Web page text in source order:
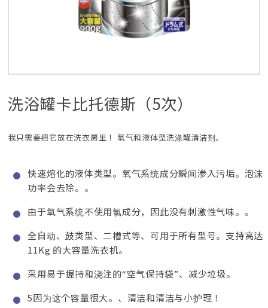
洗浴罐卡比托德斯（5次）
我只需要把它放在洗衣房里！ 氧气和液体型洗涤罐清洁剂。
快速熔化的液体类型。氧气系统成分瞬间渗入污垢。泡沫
功率会去除。。
由于氧气系统不使用氯成分，因此没有刺激性气味。。
全自动、鼓类型、二槽式等、可用于所有型号。支持高达
11Kg 的大容量洗衣机。
采用易于握持和浇注的“空气保持袋”、减少垃圾。
5因为这个容量很大。、清洁和清洁与小护理！